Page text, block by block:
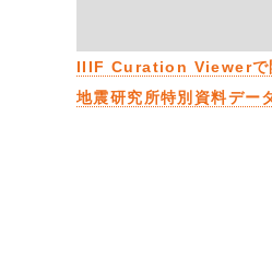
IIIF Curation Viewerで
地震研究所特別資料デー